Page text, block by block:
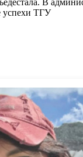
В
успехи ТГУ